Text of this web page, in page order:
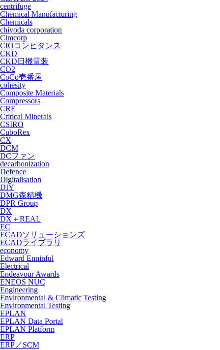
centrifuge
Chemical Manufacturing
Chemicals
chiyoda corporation
Cimcorp
CIOコンピタンス
CKD
CKD日機電装
CO2
CoCo壱番屋
cohesity
Composite Materials
Compressors
CRE
Critical Minerals
CSIRO
CuboRex
CX
DCM
DCファン
decarbonization
Defence
Digitalisation
DIY
DMG森精機
DPR Group
DX
DX＋REAL
EC
ECADソリューションズ
ECADライブラリ
economy
Edward Enninful
Electrical
Endeavour Awards
ENEOS NUC
Engineering
Environmental & Climatic Testing
Environmental Testing
EPLAN
EPLAN Data Portal
EPLAN Platform
ERP
ERP／SCM